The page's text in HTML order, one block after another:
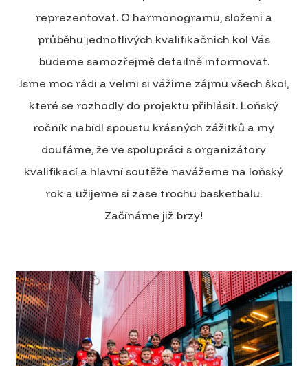
reprezentovat. O harmonogramu, složení a
průběhu jednotlivých kvalifikačních kol Vás
budeme samozřejmě detailně informovat.
Jsme moc rádi a velmi si vážíme zájmu všech škol,
které se rozhodly do projektu přihlásit. Loňský
ročník nabídl spoustu krásných zážitků a my
doufáme, že ve spolupráci s organizátory
kvalifikací a hlavní soutěže navážeme na loňský
rok a užijeme si zase trochu basketbalu.
Začínáme již brzy!